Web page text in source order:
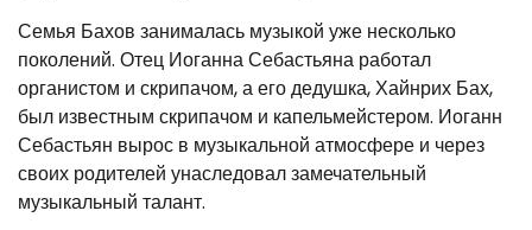
Семья Бахов занималась музыкой уже несколько
поколений. Отец Иоганна Себастьяна работал
органистом и скрипачом, а его дедушка, Хайнрих Бах,
был известным скрипачом и капельмейстером. Иоганн
Себастьян вырос в музыкальной атмосфере и через
своих родителей унаследовал замечательный
музыкальный талант.